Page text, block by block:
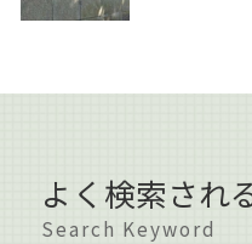
よく検索され
Search Keyword